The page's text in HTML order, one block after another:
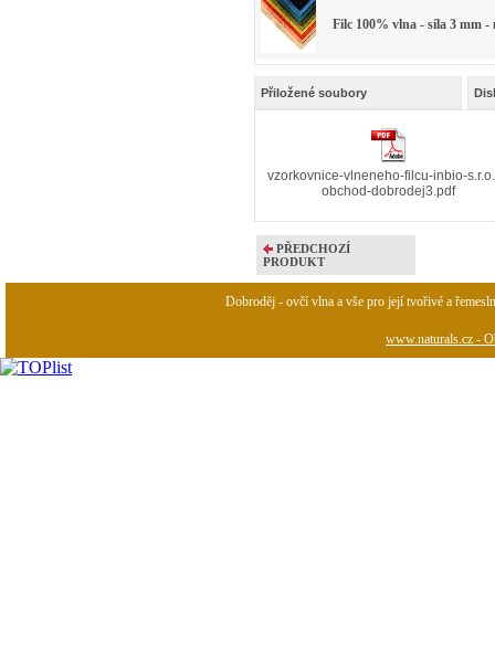
Filc 100% vlna - síla 3 mm -
Přiložené soubory
vzorkovnice-vlneneho-filcu-inbio-
obchod-dobrodej3.pdf
PŘEDCHOZÍ
PRODUKT
Dobroděj - ovčí vlna a vše pro její tvořivé a
www.naturals.cz -